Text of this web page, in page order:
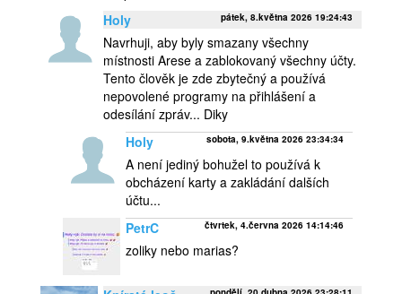
Holy
pátek, 8.května 2026 19:24:43
Navrhuji, aby byly smazany všechny
místnosti Arese a zablokovaný všechny účty.
Tento člověk je zde zbytečný a používá
nepovolené programy na přihlášení a
odesílání zpráv... Diky
Holy
sobota, 9.května 2026 23:34:34
A není jediný bohužel to používá k
obcházení karty a zakládání dalších
účtu...
PetrC
čtvrtek, 4.června 2026 14:14:46
zoliky nebo marias?